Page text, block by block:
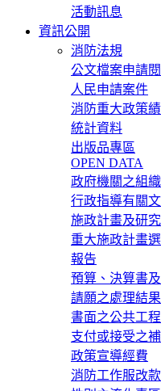
活動訊息
資訊公開
消防法規
公文檔案申請
人民申請案件
消防重大政策
統計資料
出版品專區
OPEN DATA
政府機關之組
行政指導有關
施政計畫及研
重大施政計畫
報告
預算、決算書
請願之處理結
書面之公共工
支付或接受之
政策宣導經費
消防工作服改